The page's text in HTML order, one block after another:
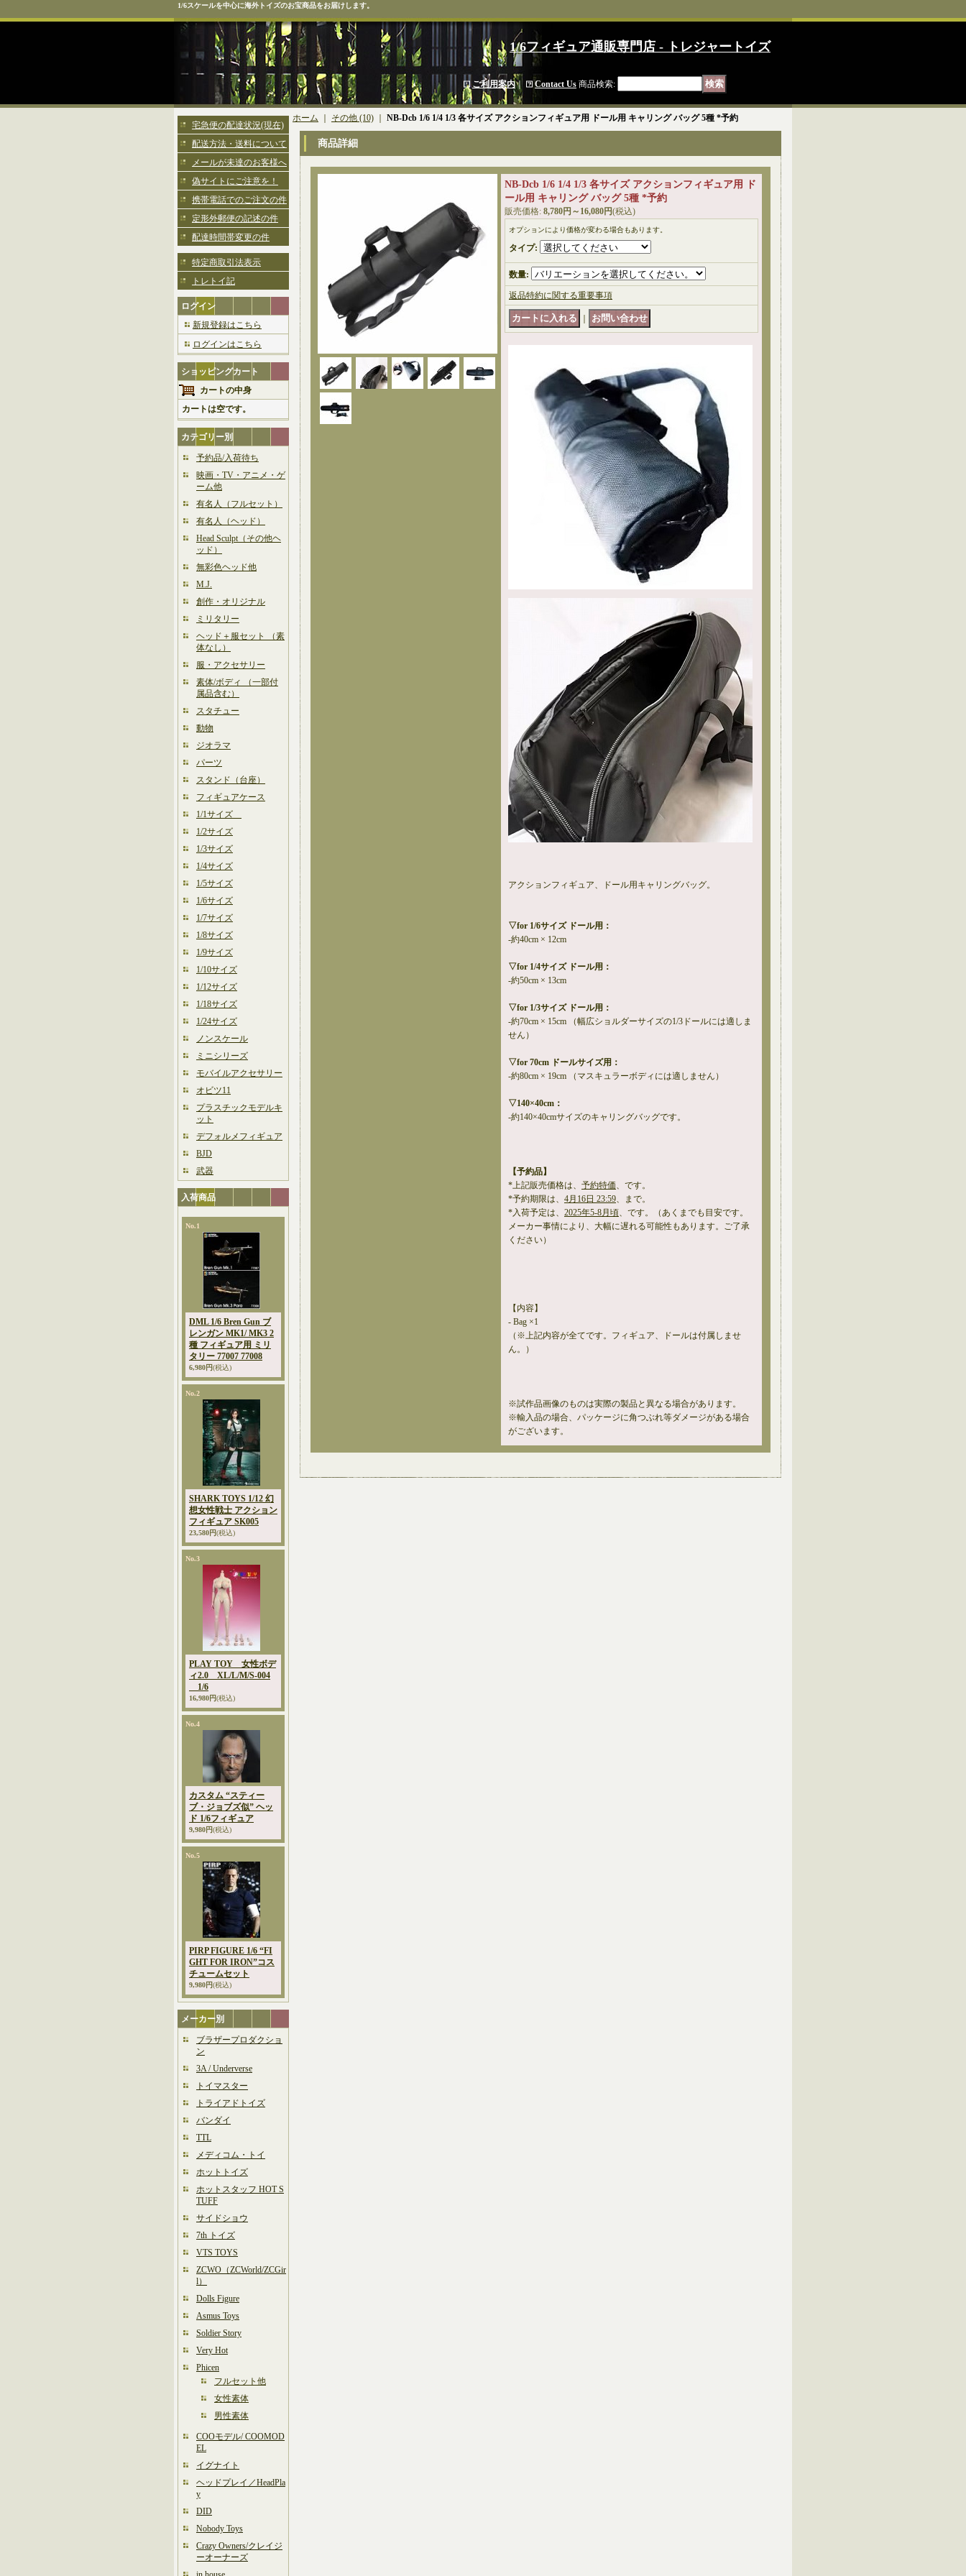
1/6スケールを中心に海外トイズのお宝商品をお届けします。
1/6フィギュア通販専門店 - トレジャートイズ
ご利用案内｜ Contact Us 商品検索:
宅急便の配達状況(現在)
配送方法・送料について
メールが未達のお客様へ
偽サイトにご注意を！
携帯電話でのご注文の件
定形外郵便の記述の件
配達時間帯変更の件
特定商取引法表示
トレトイ記
ログイン
新規登録はこちら
ログインはこちら
ショッピングカート
カートの中身
カートは空です。
カテゴリー別
予約品/入荷待ち
映画・TV・アニメ・ゲ
ーム他
有名人（フルセット）
有名人（ヘッド）
Head Sculpt（その他ヘ
ッド）
無彩色ヘッド他
M.J.
創作・オリジナル
ミリタリー
ヘッド＋服セット （素
体なし）
服・アクセサリー
素体/ボディ （一部付
属品含む）
スタチュー
動物
ジオラマ
パーツ
スタンド（台座）
フィギュアケース
1/1サイズ
1/2サイズ
1/3サイズ
1/4サイズ
1/5サイズ
1/6サイズ
1/7サイズ
1/8サイズ
1/9サイズ
1/10サイズ
1/12サイズ
1/18サイズ
1/24サイズ
ノンスケール
ミニシリーズ
モバイルアクセサリー
オビツ11
プラスチックモデルキ
ット
デフォルメフィギュア
BJD
武器
入荷商品
No.1
DML 1/6 Bren Gun ブ
レンガン MK1/ MK3 2
種 フィギュア用 ミリ
タリー 77007 77008
6,980円(税込)
No.2
SHARK TOYS 1/12 幻
想女性戦士 アクション
フィギュア SK005
23,580円(税込)
No.3
PLAY TOY 女性ボデ
ィ2.0 XL/L/M/S-004
1/6
16,980円(税込)
No.4
カスタム “スティー
ブ・ジョブズ似” ヘッ
ド 1/6フィギュア
9,980円(税込)
No.5
PIRP FIGURE 1/6 “FI
GHT FOR IRON”コス
チュームセット
9,980円(税込)
メーカー別
ブラザープロダクショ
ン
3A / Underverse
トイマスター
トライアドトイズ
バンダイ
TTL
メディコム・トイ
ホットトイズ
ホットスタッフ HOT S
TUFF
サイドショウ
7th トイズ
VTS TOYS
ZCWO（ZCWorld/ZCGir
l）
Dolls Figure
Asmus Toys
Soldier Story
Very Hot
Phicen
フルセット他
女性素体
男性素体
COOモデル/ COOMOD
EL
イグナイト
ヘッドプレイ／HeadPla
y
DID
Nobody Toys
Crazy Owners/クレイジ
ーオーナーズ
ホーム その他 (10) NB-Dcb 1/6 1/4 1/3 各サイズ アクションフィギュア用 ドール用 キャリング バッグ 5種 *予約
商品詳細
NB-Dcb 1/6 1/4 1/3 各サイズ アクションフィギュア用 ド
ール用 キャリング バッグ 5種 *予約
販売価格: 8,780円～16,080円(税込)
オプションにより価格が変わる場合もあります。
タイプ:
数量:
返品特約に関する重要事項
アクションフィギュア、ドール用キャリングバッグ。
▽for 1/6サイズ ドール用：
-約40cm × 12cm
▽for 1/4サイズ ドール用：
-約50cm × 13cm
▽for 1/3サイズ ドール用：
-約70cm × 15cm （幅広ショルダーサイズの1/3ドールには適しま
せん）
▽for 70cm ドールサイズ用：
-約80cm × 19cm （マスキュラーボディには適しません）
▽140×40cm：
-約140×40cmサイズのキャリングバッグです。
【予約品】
*上記販売価格は、 予約特価、です。
*予約期限は、 4月16日 23:59、まで。
*入荷予定は、 2025年5-8月頃、です。（あくまでも目安です。
メーカー事情により、大幅に遅れる可能性もあります。ご了承
ください）
【内容】
- Bag ×1
（※上記内容が全てです。フィギュア、ドールは付属しませ
ん。）
※試作品画像のものは実際の製品と異なる場合があります。
※輸入品の場合、パッケージに角つぶれ等ダメージがある場合
がございます。